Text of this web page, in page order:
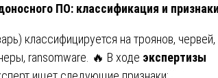
ПО: классификация и признаки
классифицируется на троянов, червей,
ransomware. 🔥 В ходе экспертизы